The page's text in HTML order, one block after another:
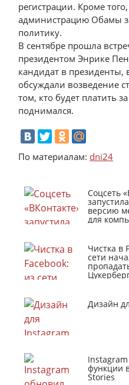
регистрации. Кроме
администрацию Обамы
политику.
В сентябре прошла
президентом Энрике
кандидат в президенты,
обсуждали возведение
том, кто будет платить
поднимался.
По материалам: dni24
Соцсеть
версию
для
Чистка в
сети
Дизайн
функции
Stories